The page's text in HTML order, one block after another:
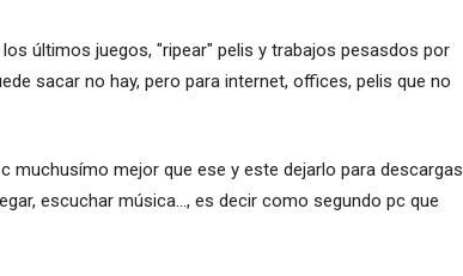
últimos juegos, "ripear" pelis y trabajos pesasdos por
sacar no hay, pero para internet, offices, pelis que no
muchusímo mejor que ese y este dejarlo para descargas
escuchar música..., es decir como segundo pc que